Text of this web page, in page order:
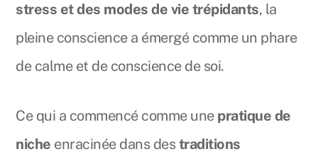
stress et des modes de vie trépidants, la
pleine conscience a émergé comme un phare
de calme et de conscience de soi.
Ce qui a commencé comme une pratique de
niche enracinée dans destraditions